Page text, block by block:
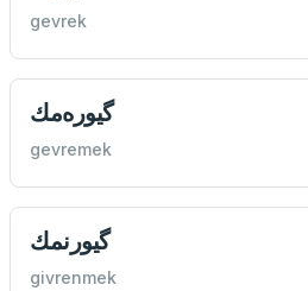
gevrek
گیوره‌مك
gevremek
گیورنمك
givrenmek